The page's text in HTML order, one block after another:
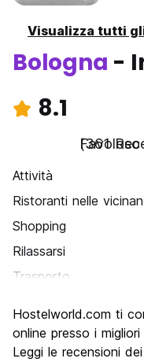
Visualizza tutti
Bologna -
8.1
Favoloso
(361
Attività
Ristoranti nelle
Shopping
Rilassarsi
Trasporto
Luoghi di interesse
Festa / Vita notturna
Hostelworld.com ti
online presso i
Leggi le recensioni